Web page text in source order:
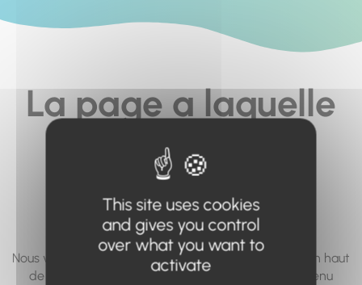
La page a laquelle
vous cherchez à
accéder n'existe
pas... ou plus.
Nous vous invitons à utiliser le moteur de recherche en haut
de page, ou à utiliser le menu pour trouver le contenu
This site uses cookies
and gives you control
over what you want to
activate